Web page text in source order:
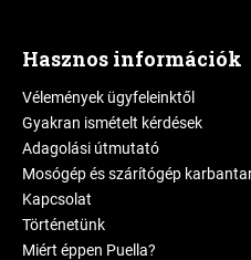
Hasznos információk
Vélemények ügyfeleinktől
Gyakran ismételt kérdések
Adagolási útmutató
Mosógép és szárítógép
Kapcsolat
Történetünk
Miért éppen Puella?